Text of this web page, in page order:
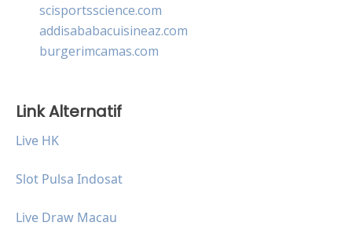
scisportsscience.com
addisababacuisineaz.com
burgerimcamas.com
Link Alternatif
Live HK
Slot Pulsa Indosat
Live Draw Macau